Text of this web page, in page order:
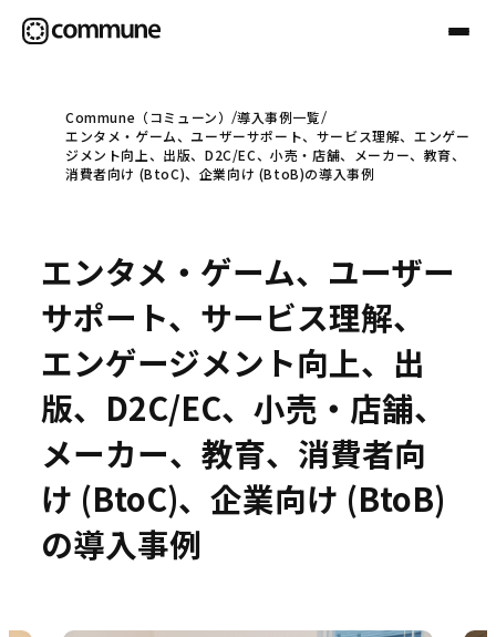
Communeについて
事例
お役立ち情報
Commune（コミューン）
導入事例一覧
エンタメ・ゲーム、ユーザーサポート、サービス理解、エンゲー
ジメント向上、出版、D2C/EC、小売・店舗、メーカー、教育、
消費者向け (BtoC)、企業向け (BtoB)の導入事例
エンタメ・ゲーム、ユーザー
サポート、サービス理解、
エンゲージメント向上、出
版、D2C/EC、小売・店舗、
メーカー、教育、消費者向
け (BtoC)、企業向け (BtoB)
の導入事例